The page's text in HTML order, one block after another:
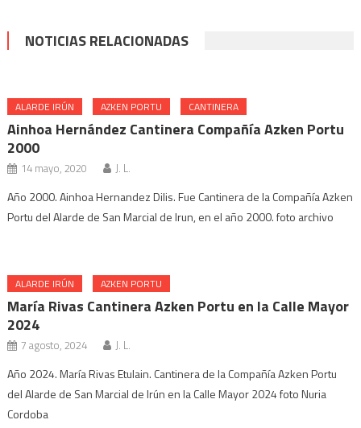
NOTICIAS RELACIONADAS
ALARDE IRÚN AZKEN PORTU CANTINERA
Ainhoa Hernández Cantinera Compañía Azken Portu
2000
14 mayo, 2020 J. L.
Año 2000. Ainhoa Hernandez Dilis. Fue Cantinera de la Compañía Azken
Portu del Alarde de San Marcial de Irun, en el año 2000. foto archivo
ALARDE IRÚN AZKEN PORTU
María Rivas Cantinera Azken Portu en la Calle Mayor
2024
7 agosto, 2024 J. L.
Año 2024. María Rivas Etulain. Cantinera de la Compañía Azken Portu
del Alarde de San Marcial de Irún en la Calle Mayor 2024 foto Nuria
Cordoba